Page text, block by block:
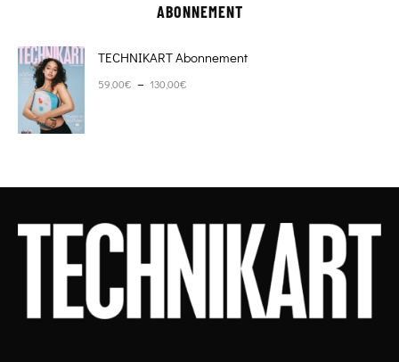
ABONNEMENT
TECHNIKART Abonnement
59,00€ – 130,00€